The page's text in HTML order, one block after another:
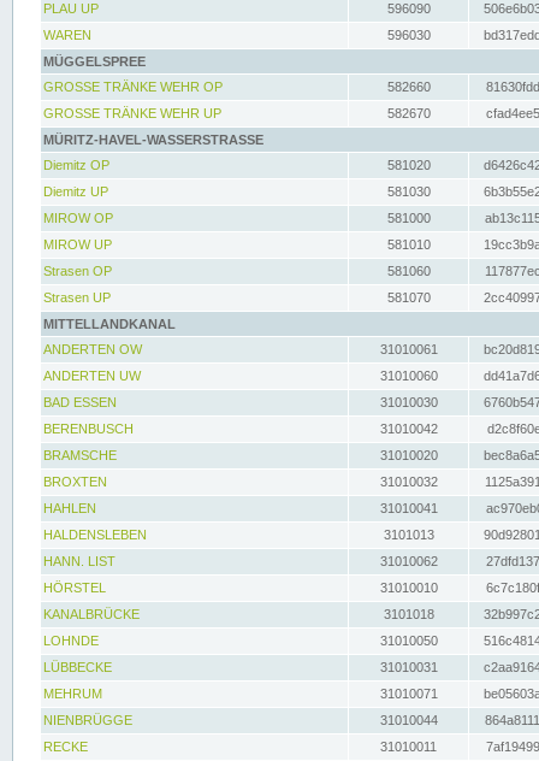
PLAU UP
596090
WAREN
596030
MÜGGELSPREE
GROSSE TRÄNKE WEHR OP
582660
GROSSE TRÄNKE WEHR UP
582670
MÜRITZ-HAVEL-WASSERSTRASSE
Diemitz OP
581020
Diemitz UP
581030
MIROW OP
581000
MIROW UP
581010
Strasen OP
581060
Strasen UP
581070
MITTELLANDKANAL
ANDERTEN OW
31010061
ANDERTEN UW
31010060
BAD ESSEN
31010030
BERENBUSCH
31010042
BRAMSCHE
31010020
BROXTEN
31010032
HAHLEN
31010041
HALDENSLEBEN
3101013
HANN. LIST
31010062
HÖRSTEL
31010010
KANALBRÜCKE
3101018
LOHNDE
31010050
LÜBBECKE
31010031
MEHRUM
31010071
NIENBRÜGGE
31010044
RECKE
31010011